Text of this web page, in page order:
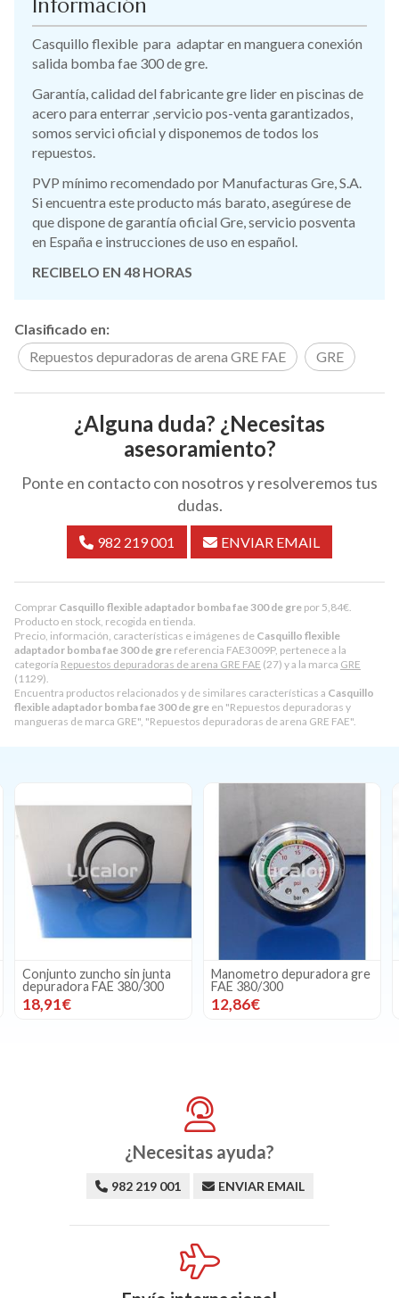
Comprar Casquillo flexible adaptador bomba fae 300 de gre por 5,84€
Producto en stock, recogida en tienda.
Precio, información, características e imágenes de Casquillo flexible
adaptador bomba fae 300 de gre referencia FAE3009P, pertenece a la
categoría Repuestos depuradoras de arena GRE FAE (27) y a la marca GRE
(1129).
Encuentra productos relacionados y de similares características a Casquillo
flexible adaptador bomba fae 300 de gre en "Repuestos depuradoras y
mangueras de marca GRE", "Repuestos depuradoras de arena GRE FAE".
Información
Casquillo flexible para adaptar en manguera conexión
salida bomba fae 300 de gre.
Garantía, calidad del fabricante gre lider en piscinas de
acero para enterrar ,servicio pos-venta garantizados,
somos servici oficial y disponemos de todos los
repuestos.
PVP mínimo recomendado por Manufacturas Gre, S.A.
Si encuentra este producto más barato, asegúrese de
que dispone de garantía oficial Gre, servicio posventa
en España e instrucciones de uso en español.
RECIBELO EN 48 HORAS
Clasificado en:
Repuestos depuradoras de arena GRE FAE
GRE
¿Alguna duda? ¿Necesitas
asesoramiento?
Ponte en contacto con nosotros y resolveremos tus
dudas.
982 219 001 ENVIAR EMAIL
Conjunto zuncho sin junta
depuradora FAE 380/300
18,91€
Manometro depuradora gre
FAE 380/300
12,86€
¿Necesitas ayuda?
982 219 001 ENVIAR EMAIL